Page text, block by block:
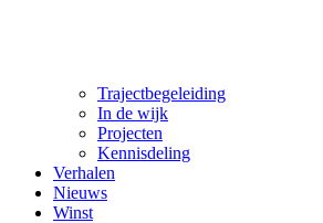
Trajectbegeleiding
In de wijk
Projecten
Kennisdeling
Verhalen
Nieuws
Winst